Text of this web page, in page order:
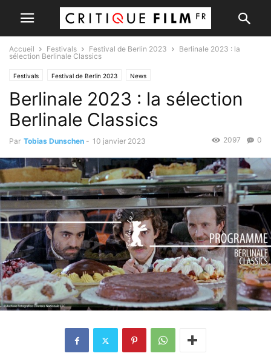
Accueil Festivals Festival de Berlin 2023
Berlinale 2023 : la
sélection Berlinale Classics
Festivals Festival de Berlin 2023 News
Berlinale 2023 : la sélection
Berlinale Classics
Par Tobias Dunschen - 10 janvier 2023 0
2097